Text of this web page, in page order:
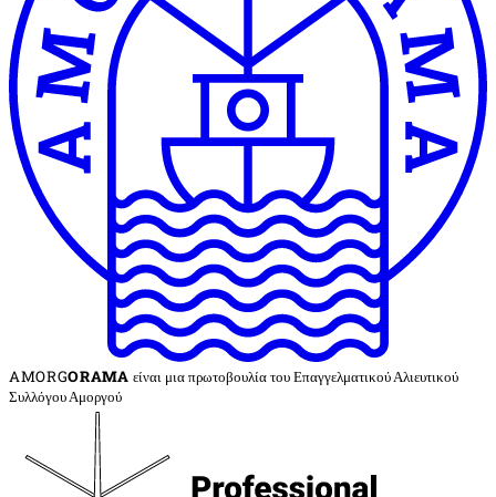
AMORGORAMA είναι μια πρωτοβουλία του Επαγγελματικού Αλιευτικού
Συλλόγου Αμοργού